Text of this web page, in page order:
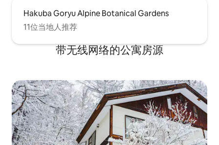
Hakuba Goryu Alpine Botanical Gardens
11位当地人推荐
带无线网络的公寓房源